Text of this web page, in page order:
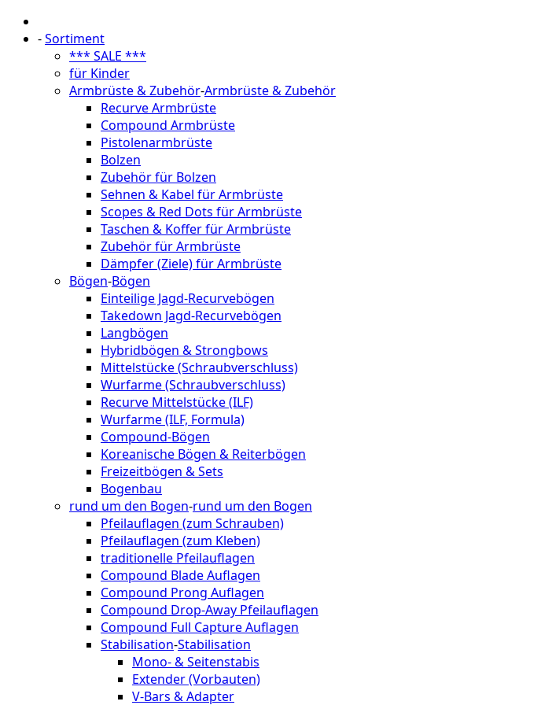
-Sortiment
*** SALE ***
für Kinder
Armbrüste & Zubehör-Armbrüste & Zubehör
Recurve Armbrüste
Compound Armbrüste
Pistolenarmbrüste
Bolzen
Zubehör für Bolzen
Sehnen & Kabel für Armbrüste
Scopes & Red Dots für Armbrüste
Taschen & Koffer für Armbrüste
Zubehör für Armbrüste
Dämpfer (Ziele) für Armbrüste
Bögen-Bögen
Einteilige Jagd-Recurvebögen
Takedown Jagd-Recurvebögen
Langbögen
Hybridbögen & Strongbows
Mittelstücke (Schraubverschluss)
Wurfarme (Schraubverschluss)
Recurve Mittelstücke (ILF)
Wurfarme (ILF, Formula)
Compound-Bögen
Koreanische Bögen & Reiterbögen
Freizeitbögen & Sets
Bogenbau
rund um den Bogen-rund um den Bogen
Pfeilauflagen (zum Schrauben)
Pfeilauflagen (zum Kleben)
traditionelle Pfeilauflagen
Compound Blade Auflagen
Compound Prong Auflagen
Compound Drop-Away Pfeilauflagen
Compound Full Capture Auflagen
Stabilisation-Stabilisation
Mono- & Seitenstabis
Extender (Vorbauten)
V-Bars & Adapter